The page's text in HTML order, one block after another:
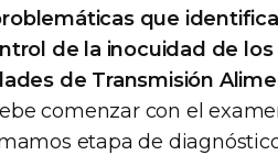
que
de la inocuidad de
de Transmisión
comenzar con el
etapa de